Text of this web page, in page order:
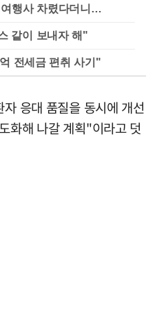
행사 차렸다더니…
같이 보내자 해"
전세금 편취 사기"
응대 품질을 동시에 개선
화해 나갈 계획"이라고 덧